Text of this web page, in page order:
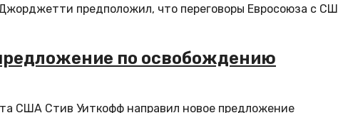
предположил, что переговоры Евросоюза с
по освобождению
США Стив Уиткофф направил новое предложение